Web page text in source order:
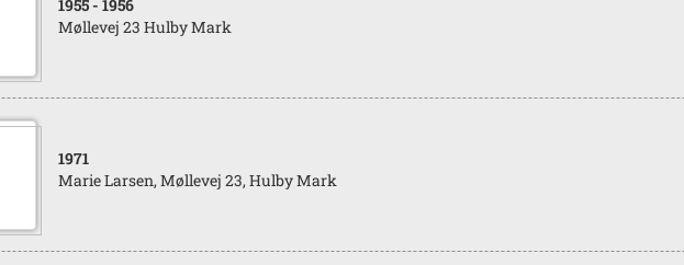
1955 - 1956
Møllevej 23 Hulby Mark
1971
Marie Larsen, Møllevej 23, Hulby Mark